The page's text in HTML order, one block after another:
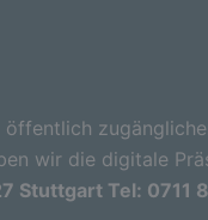
öffentlich
wir die digitale
Stuttgart Tel: 0711